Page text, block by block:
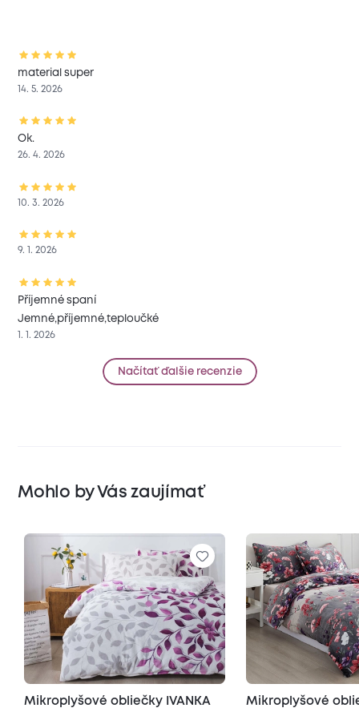
material super
14. 5. 2026
Ok.
26. 4. 2026
10. 3. 2026
9. 1. 2026
Příjemné spaní
Jemné,příjemné,teploučké
1. 1. 2026
Načítať ďalšie recenzie
Mohlo by Vás zaujímať
Mikroplyšové obliečky IVANKA
Mikroplyšové